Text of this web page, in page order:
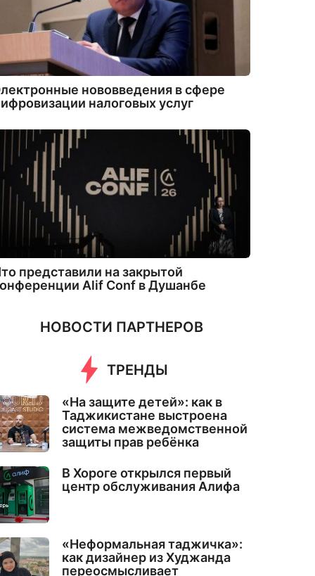
нововведения в сфере
налоговых услуг
представили на закрытой
Alif Conf в Душанбе
НОВОСТИ ПАРТНЕРОВ
ТРЕНДЫ
«На защите детей»: как в
Таджикистане выстроена
система межведомственной
защиты прав ребёнка
В Хороге открылся первый
центр обслуживания Алифа
«Неформальная таджичка»:
как дизайнер из Худжанда
переосмысливает